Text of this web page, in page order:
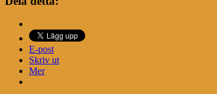
E-post
Skriv ut
Mer